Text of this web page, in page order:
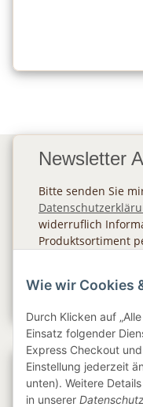
Newsletter
Bitte senden Sie
widerruflich
Produktsortiment
Gesetzliche
Wie wir Cookies
Durch Klicken auf
Einsatz folgender
Express Checkout
Einstellung jederzeit
unten). Weitere
in unserer